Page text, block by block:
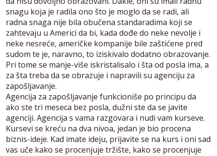
snagu koja je radila ono što je moglo da se radi, ali
radna snaga nije bila obučena standaradima koji se
zahtevaju u Americi da bi, kada dođe do neke nevolje i
neke nesreće, američke kompanije bile zaštićene pred
sudom te je, naravno, to iziskivalo dodatno obrazovanje.
Pri tome se manje-više iskristalisalo i šta od posla ima, a
za šta treba da se obrazuje i napravili su agenciju za
zapošljavanje.
Agencija za zapošljavanje funkcioniše po principu da
ako ste tri meseca bez posla, dužni ste da se javite
agenciji. Agencija s vama razgovara i nudi vam kurseve.
Kursevi se kreću na dva nivoa, jedan je bio procena
biznis-ideje. Kad imate ideju, prijavite se na kurs i oni sad
vas uče kako se procenjuje tržište, kako se procenjuje